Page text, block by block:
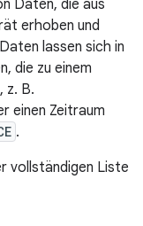
Daten, die aus
erhoben und
lassen sich in
die zu einem
z. B.
einen Zeitraum
.
vollständigen Liste